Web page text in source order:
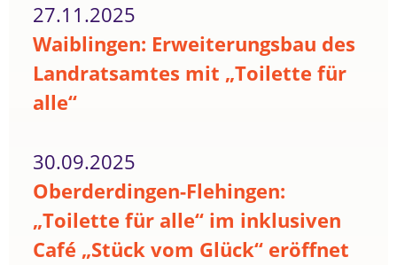
27.11.2025
Waiblingen: Erweiterungsbau des
Landratsamtes mit „Toilette für
alle“
30.09.2025
Oberderdingen-Flehingen:
„Toilette für alle“ im inklusiven
Café „Stück vom Glück“ eröffnet